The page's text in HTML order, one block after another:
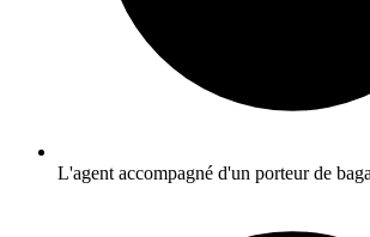
L'agent accompagné d'un porteur de